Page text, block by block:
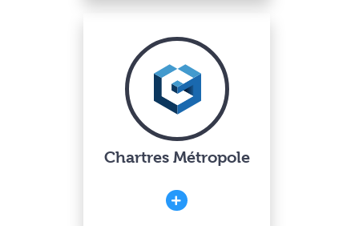
Chartres Métropole